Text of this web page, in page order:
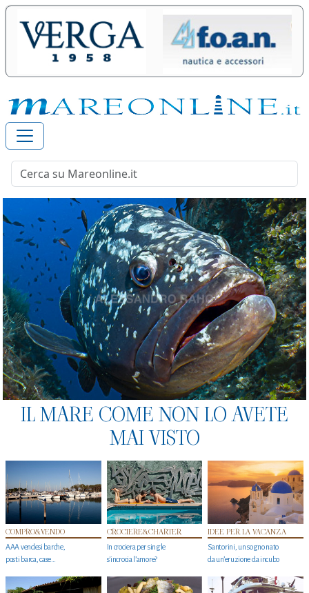
IL MARE COME NON LO AVETE
MAI VISTO
COMPRO&VENDO
AAA vendesi barche,
posti barca, case…
CROCIERE&CHARTER
In crociera per single
s'incrocia l’amore?
IDEE PER LA VACANZA
Santorini, un sogno nato
da un’eruzione da incubo